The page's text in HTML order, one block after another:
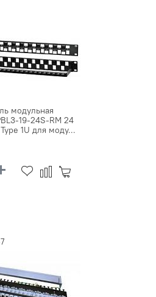
модульная
19-24S-RM 24
1U для моду...